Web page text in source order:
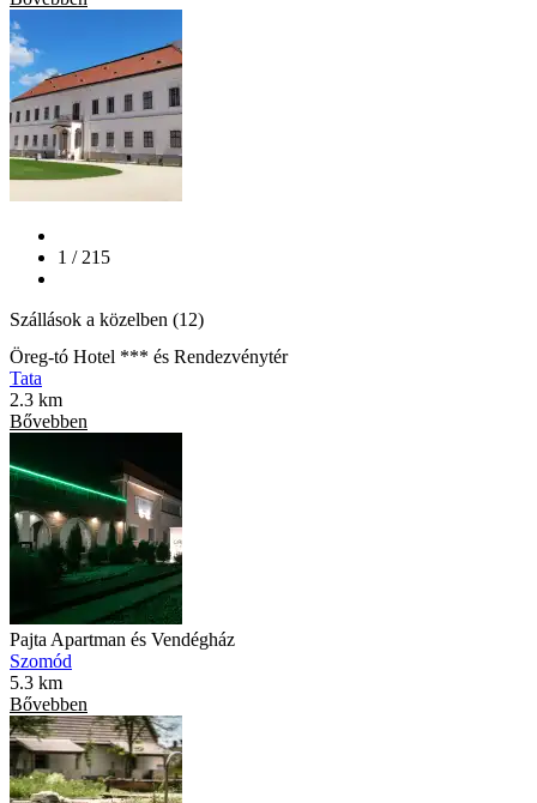
1 / 215
Szállások a közelben (12)
Öreg-tó Hotel *** és Rendezvénytér
Tata
2.3 km
Bővebben
Pajta Apartman és Vendégház
Szomód
5.3 km
Bővebben